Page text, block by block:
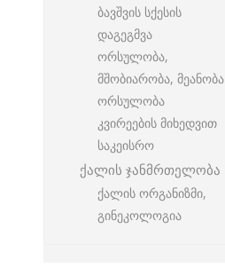
ბავშვის სქესის
დაგეგმვა
ორსულობა,
მშობიარობა, მეანობა
ორსულობა
კვირეების მიხედვით
საკეისრო
ქალის ჯანმრთელობა
ქალის ორგანიზმი,
გინეკოლოგია